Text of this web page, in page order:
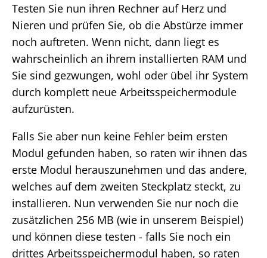
Testen Sie nun ihren Rechner auf Herz und
Nieren und prüfen Sie, ob die Abstürze immer
noch auftreten. Wenn nicht, dann liegt es
wahrscheinlich an ihrem installierten RAM und
Sie sind gezwungen, wohl oder übel ihr System
durch komplett neue Arbeitsspeichermodule
aufzurüsten.
Falls Sie aber nun keine Fehler beim ersten
Modul gefunden haben, so raten wir ihnen das
erste Modul herauszunehmen und das andere,
welches auf dem zweiten Steckplatz steckt, zu
installieren. Nun verwenden Sie nur noch die
zusätzlichen 256 MB (wie in unserem Beispiel)
und können diese testen - falls Sie noch ein
drittes Arbeitsspeichermodul haben, so raten